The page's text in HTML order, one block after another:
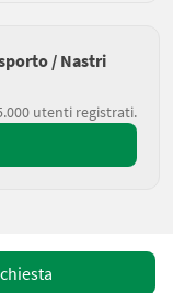
/ Nastri
utenti registrati.